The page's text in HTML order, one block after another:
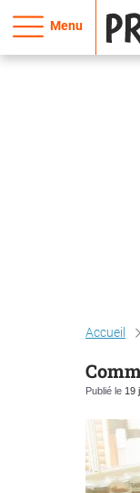
Menu
Accueil
Publié le 19